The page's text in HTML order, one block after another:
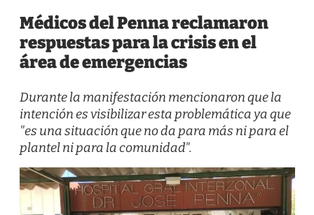
Médicos del Penna reclamaron
respuestas para la crisis en el
área de emergencias
Durante la manifestación mencionaron que la
intención es visibilizar esta problemática ya que
"es una situación que no da para más ni para el
plantel ni para la comunidad".